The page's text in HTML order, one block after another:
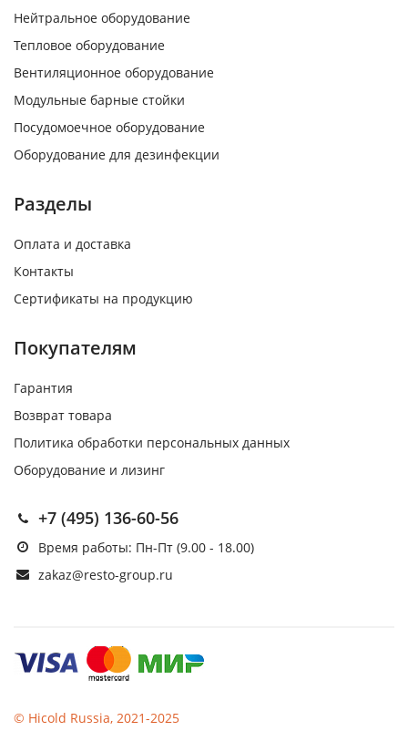
Нейтральное оборудование
Тепловое оборудование
Вентиляционное оборудование
Модульные барные стойки
Посудомоечное оборудование
Оборудование для дезинфекции
Разделы
Оплата и доставка
Контакты
Сертификаты на продукцию
Покупателям
Гарантия
Возврат товара
Политика обработки персональных данных
Оборудование и лизинг
+7 (495) 136-60-56
Время работы: Пн-Пт (9.00 - 18.00)
zakaz@resto-group.ru
© Hicold Russia, 2021-2025